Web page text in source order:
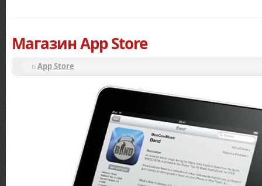
Магазин App Store
вАpp Stоrе